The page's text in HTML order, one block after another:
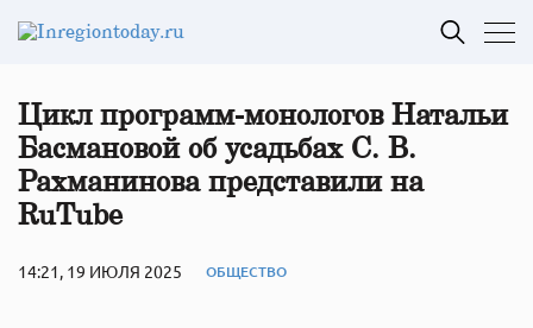
Цикл программ-монологов Натальи
Басмановой об усадьбах С. В.
Рахманинова представили на
RuTube
14:21, 19 ИЮЛЯ 2025 ОБЩЕСТВО